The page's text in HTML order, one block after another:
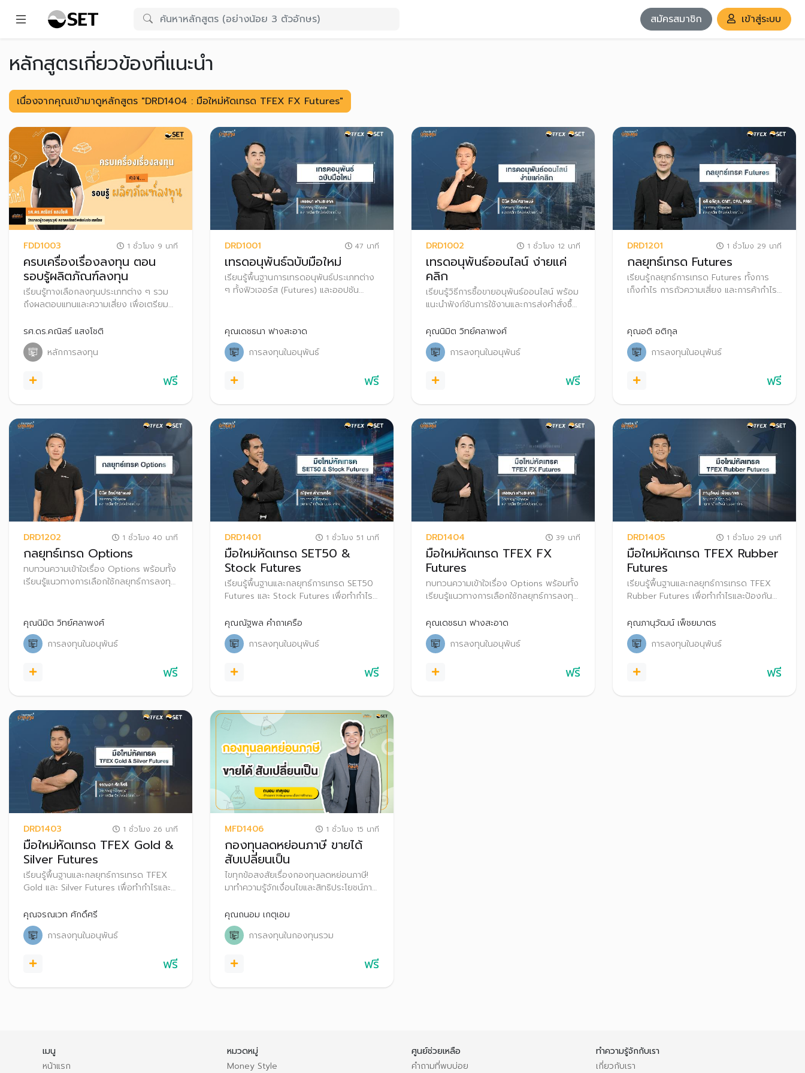
สมัครสมาชิก เข้าสู่ระบบ
หลักสูตรเกี่ยวข้องที่แนะนำ
เนื่องจากคุณเข้ามาดูหลักสูตร "DRD1404 : มือใหม่หัดเทรด TFEX FX Futures"
FDD1003 1 ชั่วโมง 9 นาที
ครบเครื่องเรื่องลงทุน ตอน
รอบรู้ผลิตภัณฑ์ลงทุน
เรียนรู้ทางเลือกลงทุนประเภทต่าง ๆ รวม
ถึงผลตอบแทนและความเสี่ยง เพื่อเตรียม
มั่นใจ
รศ.ดร.คณิสร์ แสงโชติ
หลักการลงทุน
ฟรี
DRD1001 47 นาที
เทรดอนุพันธ์ฉบับมือใหม่
เรียนรู้พื้นฐานการเทรดอนุพันธ์ประเภทต่าง
ๆ ทั้งฟิวเจอร์ส (Futures) และออปชัน
ตลาดขาขึ้นและขาลง
คุณเดชธนา ฟางสะอาด
การลงทุนในอนุพันธ์
ฟรี
DRD1002 1 ชั่วโมง 12 นาที
เทรดอนุพันธ์ออนไลน์ ง่ายแค่
คลิก
เรียนรู้วิธีการซื้อขายอนุพันธ์ออนไลน์ พร้อม
แนะนำฟังก์ชันการใช้งานและการส่งคำสั่งซื้อ
Streaming
คุณนิมิต วิทย์ศลาพงศ์
การลงทุนในอนุพันธ์
ฟรี
DRD1201 1 ชั่วโมง 29 นาที
กลยุทธ์เทรด Futures
เรียนรู้กลยุทธ์การเทรด Futures ทั้งการ
เก็งกําไร การถัวความเสี่ยง และการค้ากําไร
คุณอติ อติกุล
การลงทุนในอนุพันธ์
ฟรี
DRD1202 1 ชั่วโมง 40 นาที
กลยุทธ์เทรด Options
ทบทวนความเข้าใจเรื่อง Options พร้อมทั้ง
เรียนรู้แนวทางการเลือกใช้กลยุทธ์การลงทุน
Options
คุณนิมิต วิทย์ศลาพงศ์
การลงทุนในอนุพันธ์
ฟรี
DRD1401 1 ชั่วโมง 51 นาที
มือใหม่หัดเทรด SET50 &
Stock Futures
เรียนรู้พื้นฐานและกลยุทธ์การเทรด SET50
Futures และ Stock Futures เพื่อทำกำไร
คุณณัฐพล คำถาเครือ
การลงทุนในอนุพันธ์
ฟรี
DRD1404 39 นาที
มือใหม่หัดเทรด TFEX FX
Futures
ทบทวนความเข้าใจเรื่อง Options พร้อมทั้ง
เรียนรู้แนวทางการเลือกใช้กลยุทธ์การลงทุน
ใช้และนำไปประกอบการตัดสินใจในการเทรด
Options
คุณเดชธนา ฟางสะอาด
การลงทุนในอนุพันธ์
ฟรี
DRD1405 1 ชั่วโมง 29 นาที
มือใหม่หัดเทรด TFEX Rubber
Futures
เรียนรู้พื้นฐานและกลยุทธ์การเทรด TFEX
Rubber Futures เพื่อทำกำไรและป้องกัน
คุณภานุวัฒน์ เพ็ชยมาตร
การลงทุนในอนุพันธ์
ฟรี
DRD1403 1 ชั่วโมง 26 นาที
มือใหม่หัดเทรด TFEX Gold &
Silver Futures
เรียนรู้พื้นฐานและกลยุทธ์การเทรด TFEX
Gold และ Silver Futures เพื่อทำกำไรและ
คุณจรณเวท ศักดิ์ศรี
การลงทุนในอนุพันธ์
ฟรี
MFD1406 1 ชั่วโมง 15 นาที
กองทุนลดหย่อนภาษี ขายได้
สับเปลี่ยนเป็น
ไขทุกข้อสงสัยเรื่องกองทุนลดหย่อนภาษี!
มาทำความรู้จักเงื่อนไขและสิทธิประโยชน์ภาษี
คุณถนอม เกตุเอม
การลงทุนในกองทุนรวม
ฟรี
เมนู
หน้าแรก
หมวดหมู่
Money Style
ศูนย์ช่วยเหลือ
คำถามที่พบบ่อย
ทำความรู้จักกับเรา
เกี่ยวกับเรา